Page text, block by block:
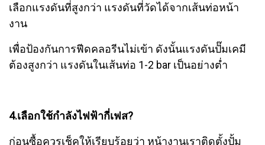
เลือกแรงดันที่สูงกว่า แรงดันที่วัดได้จากเส้นท่อหน้า
งาน
เพื่อป้องกันการฟีดคลอรีนไม่เข้า ดังนั้นแรงดันปั๊มเคมี
ต้องสูงกว่า แรงดันในเส้นท่อ 1-2 bar เป็นอย่างต่ำ
4.เลือกใช้กำลังไฟฟ้ากี่เฟส?
ก่อนซื้อควรเช็คให้เรียบร้อยว่า หน้างานเราติดตั้งปั้ม